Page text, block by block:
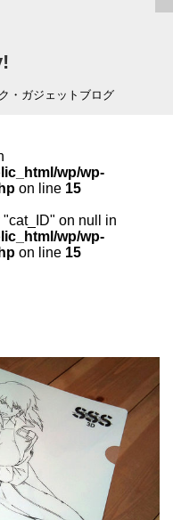
・ガジェットブログ
wp/wp-
on line 15
"cat_ID" on null in
wp/wp-
on line 15